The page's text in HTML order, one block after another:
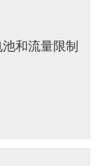
和流量限制